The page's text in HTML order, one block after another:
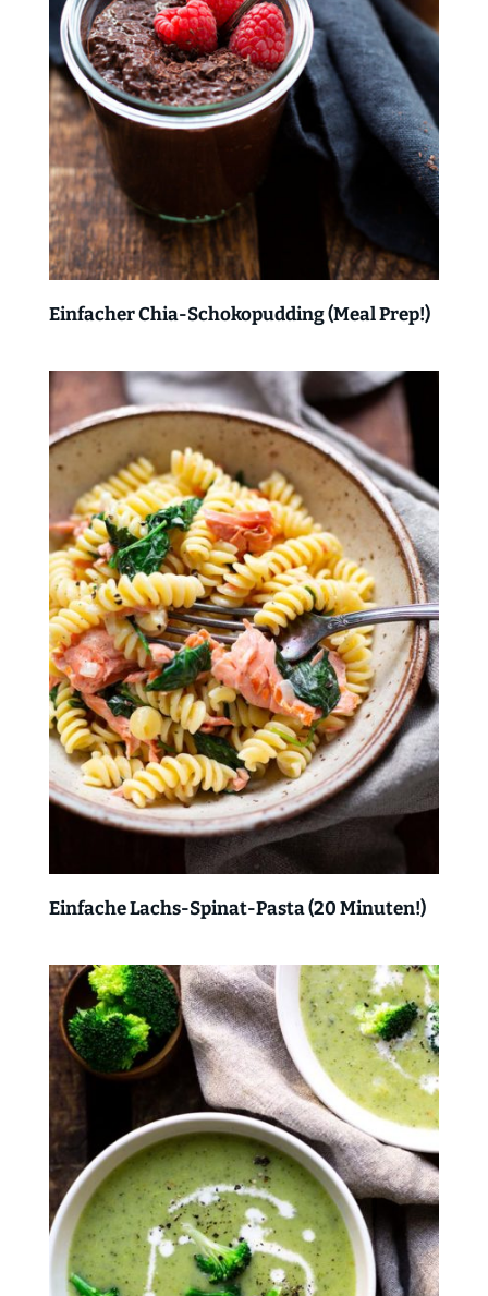
Einfacher Chia-Schokopudding (Meal Prep!)
Einfache Lachs-Spinat-Pasta (20 Minuten!)